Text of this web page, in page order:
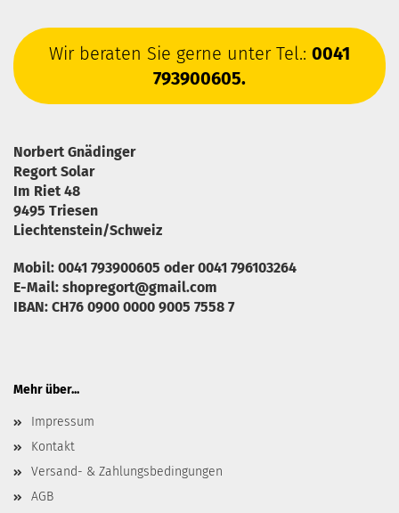
Wir beraten Sie gerne unter Tel.: 0041
793900605.
Norbert Gnädinger
Regort Solar
Im Riet 48
9495 Triesen
Liechtenstein/Schweiz
Mobil: 0041 793900605 oder 0041 796103264
E-Mail: shopregort@gmail.com
IBAN: CH76 0900 0000 9005 7558 7
Mehr über...
Impressum
Kontakt
Versand- & Zahlungsbedingungen
AGB